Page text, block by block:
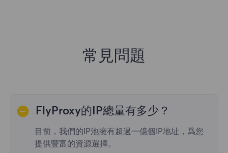
常見問題
FlyProxy的IP總量有多少？
目前，我們的IP池擁有超過一億個IP地址，爲您
提供豐富的資源選擇。